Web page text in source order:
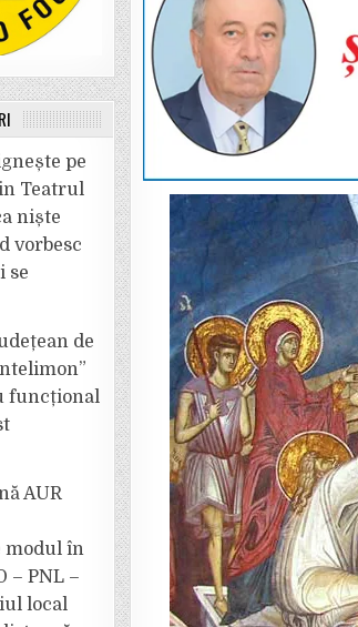
pe
Teatrul
niște
vorbesc
se
de
funcțional
AUR
modul în
– PNL –
local